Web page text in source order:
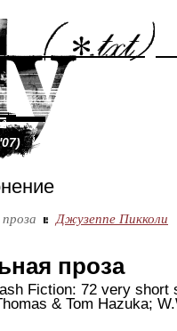
Джузеппе Пикколи
проза
Fiction: 72 very short
& Tom Hazuka;